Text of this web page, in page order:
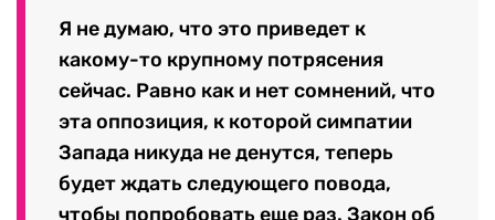
Я не думаю, что это приведет к
какому-то крупному потрясения
сейчас. Равно как и нет сомнений, что
эта оппозиция, к которой симпатии
Запада никуда не денутся, теперь
будет ждать следующего повода,
чтобы попробовать еще раз. Закон об